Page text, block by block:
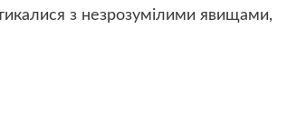
з незрозумілими явищами,